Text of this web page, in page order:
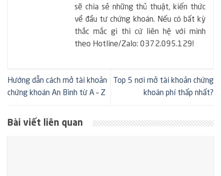
sẽ chia sẻ những thủ thuật, kiến thức
về đầu tư chứng khoán. Nếu có bất kỳ
thắc mắc gì thì cứ liên hệ với mình
theo Hotline/Zalo: 0372.095.129!
Hướng dẫn cách mở tài khoản
chứng khoán An Bình từ A – Z
Top 5 nơi mở tài khoản chứng
khoán phí thấp nhất?
Bài viết liên quan